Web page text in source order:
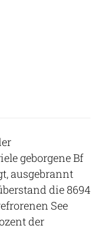
geborgene Bf
ausgebrannt
die 8694
See
der